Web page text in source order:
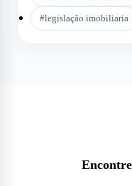
#legislação imobiliaria